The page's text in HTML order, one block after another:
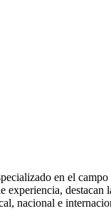
en el
nacional e